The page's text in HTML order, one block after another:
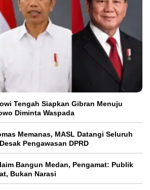
Tengah Siapkan Gibran Menuju
Diminta Waspada
Memanas, MASL Datangi Seluruh
Pengawasan DPRD
Bangun Medan, Pengamat: Publik
Bukan Narasi